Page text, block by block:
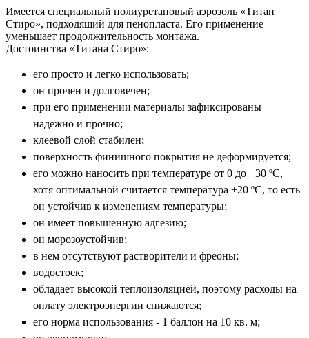
Имеется специальный полиуретановый аэрозоль «Титан
Стиро», подходящий для пенопласта. Его применение
уменьшает продолжительность монтажа.
Достоинства «Титана Стиро»:
его просто и легко использовать;
он прочен и долговечен;
при его применении материалы зафиксированы
надежно и прочно;
клеевой слой стабилен;
поверхность финишного покрытия не деформируется;
его можно наносить при температуре от 0 до +30 ºС,
хотя оптимальной считается температура +20 ºС, то есть
он устойчив к изменениям температуры;
он имеет повышенную адгезию;
он морозоустойчив;
в нем отсутствуют растворители и фреоны;
водостоек;
обладает высокой теплоизоляцией, поэтому расходы на
оплату электроэнергии снижаются;
его норма использования - 1 баллон на 10 кв. м;